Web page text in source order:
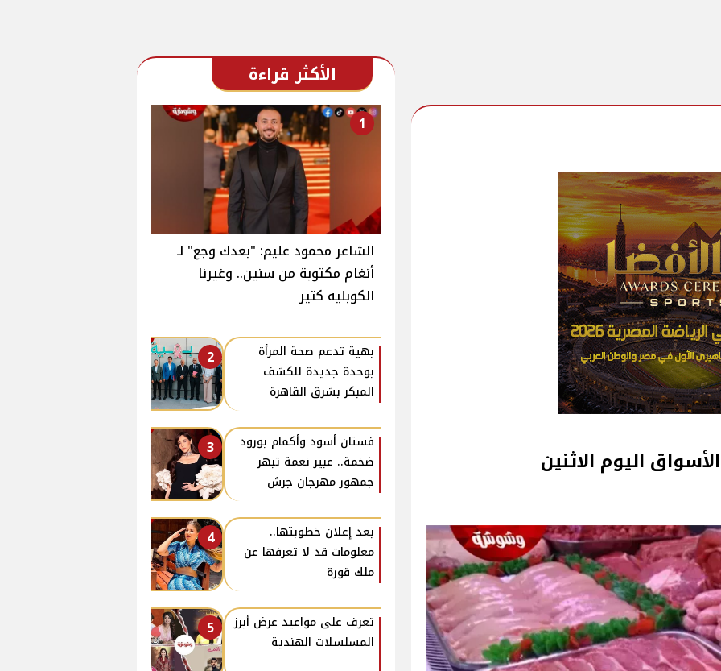
اليوم الاثنين
الأكثر قراءة
1
الشاعر محمود عليم: "بعدك وجع" لـ
أنغام مكتوبة من سنين.. وغيرنا
الكوبليه كتير
2
بهية تدعم صحة المرأة
بوحدة جديدة للكشف
المبكر بشرق القاهرة
3
فستان أسود وأكمام بورود
ضخمة.. عبير نعمة تبهر
جمهور مهرجان جرش
4
بعد إعلان خطوبتها..
معلومات قد لا تعرفها عن
ملك قورة
5
تعرف على مواعيد عرض أبرز
المسلسلات الهندية